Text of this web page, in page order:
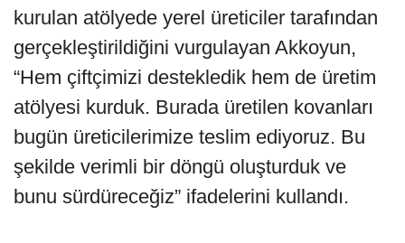
kurulan atölyede yerel üreticiler tarafından
gerçekleştirildiğini vurgulayan Akkoyun,
“Hem çiftçimizi destekledik hem de üretim
atölyesi kurduk. Burada üretilen kovanları
bugün üreticilerimize teslim ediyoruz. Bu
şekilde verimli bir döngü oluşturduk ve
bunu sürdüreceğiz” ifadelerini kullandı.